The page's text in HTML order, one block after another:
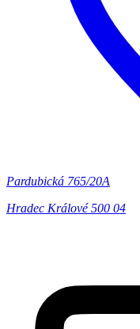
Pardubická 765/20A
Hradec Králové 500 04